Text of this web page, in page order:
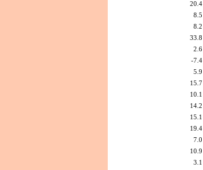
20.4
8.5
8.2
33.8
2.6
-7.4
5.9
15.7
10.1
14.2
15.1
19.4
7.0
10.9
3.1